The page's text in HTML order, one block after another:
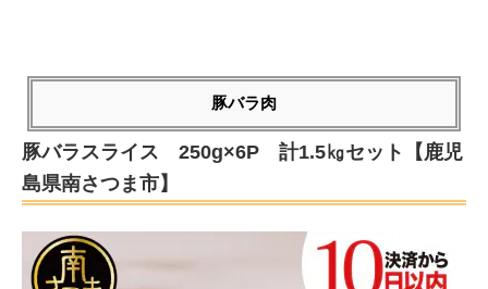
豚バラ肉
豚バラスライス 250g×6P 計1.5㎏セット【鹿児
島県南さつま市】